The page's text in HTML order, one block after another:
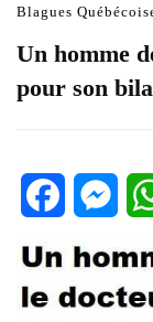
Blagues
Un homme
pour son